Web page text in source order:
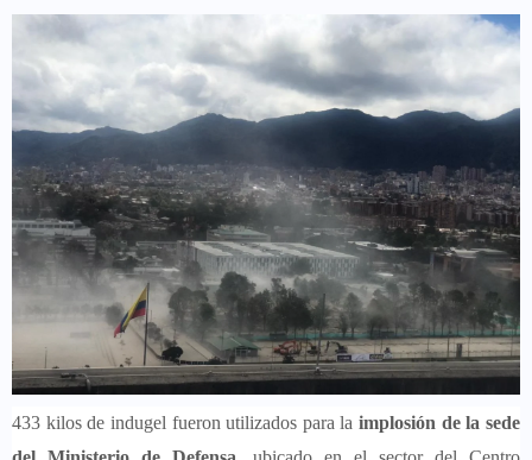
433 kilos de indugel fueron utilizados para laimplosión de la sede